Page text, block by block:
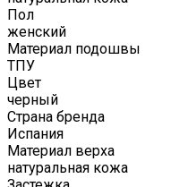
Пол
женский
Материал подошвы
ТПУ
Цвет
черный
Страна бренда
Испания
Материал верха
натуральная кожа